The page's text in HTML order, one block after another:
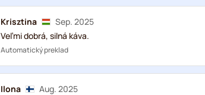
Krisztina
Sep. 2025
Veľmi dobrá, silná káva.
Automatický preklad
Ilona
Aug. 2025